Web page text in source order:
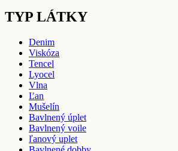
TYP LÁTKY
Denim
Viskóza
Tencel
Lyocel
Vlna
Ľan
Mušelín
Bavlnený úplet
Bavlnený voile
ľanový uplet